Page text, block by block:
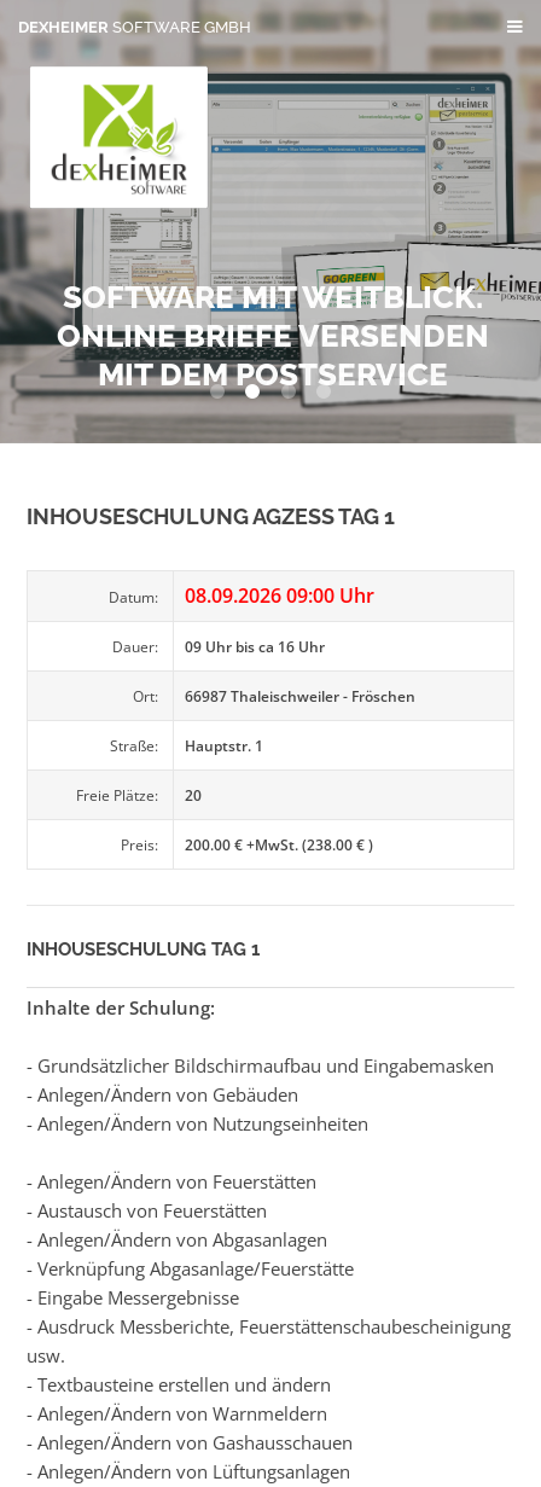
DEXHEIMER SOFTWARE GMBH
SOFTWARE MIT WEITBLICK.
ONLINE BRIEFE VERSENDEN
MIT DEM POSTSERVICE
0 1 2 3
INHOUSESCHULUNG AGZESS TAG 1
Datum: 08.09.2026 09:00 Uhr
Dauer: 09 Uhr bis ca 16 Uhr
Ort: 66987 Thaleischweiler - Fröschen
Straße: Hauptstr. 1
Freie Plätze: 20
Preis: 200.00 € +MwSt. (238.00 € )
INHOUSESCHULUNG TAG 1
Inhalte der Schulung:
- Grundsätzlicher Bildschirmaufbau und Eingabemasken
- Anlegen/Ändern von Gebäuden
- Anlegen/Ändern von Nutzungseinheiten
- Anlegen/Ändern von Feuerstätten
- Austausch von Feuerstätten
- Anlegen/Ändern von Abgasanlagen
- Verknüpfung Abgasanlage/Feuerstätte
- Eingabe Messergebnisse
- Ausdruck Messberichte, Feuerstättenschaubescheinigung
usw.
- Textbausteine erstellen und ändern
- Anlegen/Ändern von Warnmeldern
- Anlegen/Ändern von Gashausschauen
- Anlegen/Ändern von Lüftungsanlagen